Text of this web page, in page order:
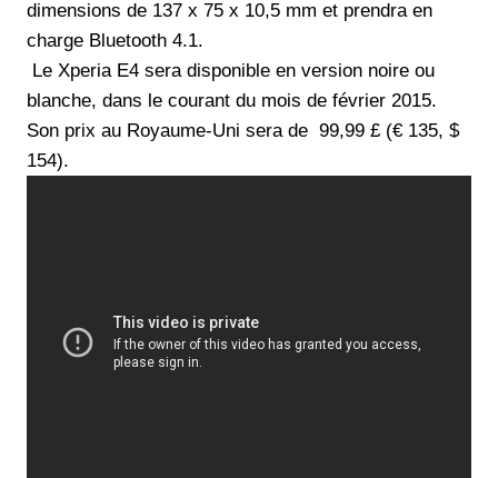
dimensions de 137 x 75 x 10,5 mm et prendra en
charge Bluetooth 4.1.
Le Xperia E4 sera disponible en version noire ou
blanche, dans le courant du mois de février 2015.
Son prix au Royaume-Uni sera de 99,99 £ (€ 135, $
154).